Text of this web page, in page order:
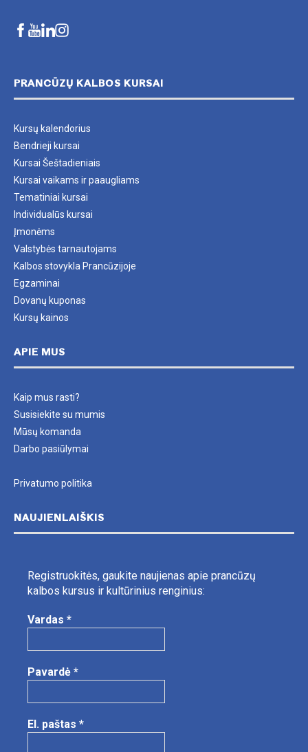
PRANCŪZŲ KALBOS KURSAI
Kursų kalendorius
Bendrieji kursai
Kursai Šeštadieniais
Kursai vaikams ir paaugliams
Tematiniai kursai
Individualūs kursai
Įmonėms
Valstybės tarnautojams
Kalbos stovykla Prancūzijoje
Egzaminai
Dovanų kuponas
Kursų kainos
APIE MUS
Kaip mus rasti?
Susisiekite su mumis
Mūsų komanda
Darbo pasiūlymai
Privatumo politika
NAUJIENLAIŠKIS
Registruokitės, gaukite naujienas apie prancūzų
kalbos kursus ir kultūrinius renginius:
Vardas *
Pavardė *
El. paštas *